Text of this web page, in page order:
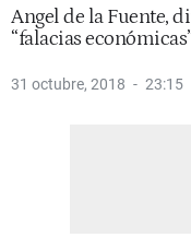
Angel de la Fuente,
“falacias
31 octubre, 2018 23:15